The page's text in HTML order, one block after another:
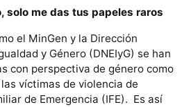
solo me das tus papeles raros
el MinGen y la Dirección
y Género (DNEIyG) se han
con perspectiva de género como
víctimas de violencia de
de Emergencia (IFE). Es así